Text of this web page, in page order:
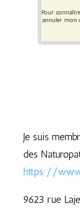
Pour
annuler mon
Je suis
des
https://
9623 rue